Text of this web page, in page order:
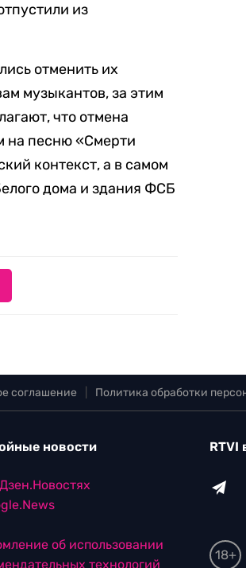
из
отменить их
музыкантов, за этим
что отмена
на песню «Смерти
контекст, а в самом
дома и здания ФСБ
соглашение Политика обработки
новости
Дзен.Новостях
об использовании
технологий
RTVI
18+